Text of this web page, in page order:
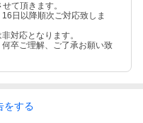
て頂きます。
日以降順次ご対応致しま
対応となります。
卒ご理解、ご了承お願い致
をする